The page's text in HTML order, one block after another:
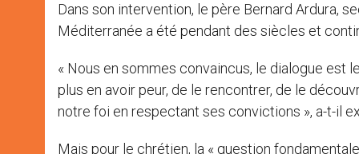
Dans son intervention, le père Bernard Ardura,
Méditerranée a été pendant des siècles et
« Nous en sommes convaincus, le dialogue est
plus en avoir peur, de le rencontrer, de le
notre foi en respectant ses convictions », a-t-il
Mais pour le chrétien, la « question